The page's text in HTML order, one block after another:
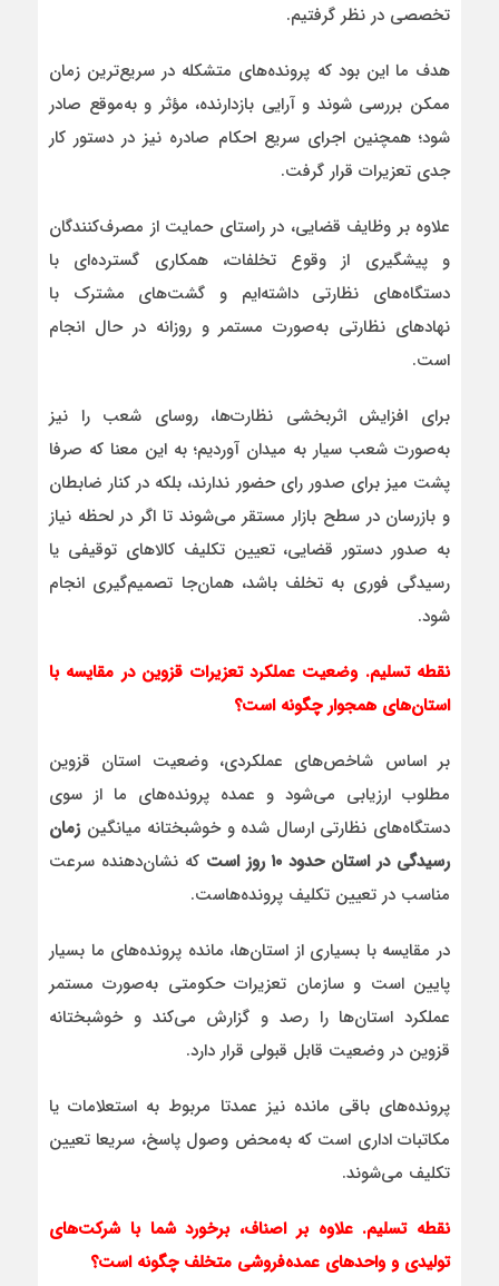
تخصصی در نظر گرفتیم.
هدف ما این بود که پرونده‌های متشکله در سریع‌ترین زمان
ممکن بررسی شوند و آرایی بازدارنده، مؤثر و به‌موقع صادر
شود؛ همچنین اجرای سریع احکام صادره نیز در دستور کار
جدی تعزیرات قرار گرفت.
علاوه بر وظایف قضایی، در راستای حمایت از مصرف‌کنندگان
و پیشگیری از وقوع تخلفات، همکاری گسترده‌ای با
دستگاه‌های نظارتی داشته‌ایم و گشت‌های مشترک با
نهادهای نظارتی به‌صورت مستمر و روزانه در حال انجام
است.
برای افزایش اثربخشی نظارت‌ها، روسای شعب را نیز
به‌صورت شعب سیار به میدان آوردیم؛ به این معنا که صرفا
پشت میز برای صدور رای حضور ندارند، بلکه در کنار ضابطان
و بازرسان در سطح بازار مستقر می‌شوند تا اگر در لحظه نیاز
به صدور دستور قضایی، تعیین تکلیف کالاهای توقیفی یا
رسیدگی فوری به تخلف باشد، همان‌جا تصمیم‌گیری انجام
شود.
نقطه تسلیم. وضعیت عملکرد تعزیرات قزوین در مقایسه با
استان‌های همجوار چگونه است؟
بر اساس شاخص‌های عملکردی، وضعیت استان قزوین
مطلوب ارزیابی می‌شود و عمده پرونده‌های ما از سوی
دستگاه‌های نظارتی ارسال شده و خوشبختانه میانگینزمان
رسیدگی در استان حدود ۱۰ روز است
که نشان‌دهنده سرعت
مناسب در تعیین تکلیف پرونده‌هاست.
در مقایسه با بسیاری از استان‌ها، مانده پرونده‌های ما بسیار
پایین است و سازمان تعزیرات حکومتی به‌صورت مستمر
عملکرد استان‌ها را رصد و گزارش می‌کند و خوشبختانه
قزوین در وضعیت قابل قبولی قرار دارد.
پرونده‌های باقی‌ مانده نیز عمدتا مربوط به استعلامات یا
مکاتبات اداری است که به‌محض وصول پاسخ، سریعا تعیین
تکلیف می‌شوند.
نقطه تسلیم. علاوه بر اصناف، برخورد شما با شرکت‌های
تولیدی و واحدهای عمده‌فروشی متخلف چگونه است؟